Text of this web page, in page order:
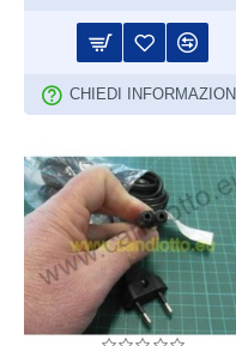
CHIEDI INFORMAZIONI